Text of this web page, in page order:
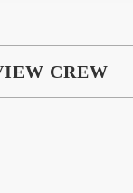
CREW